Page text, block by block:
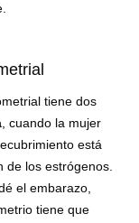
tiene dos
, cuando la mujer
está
de los estrógenos.
el embarazo,
tiene que